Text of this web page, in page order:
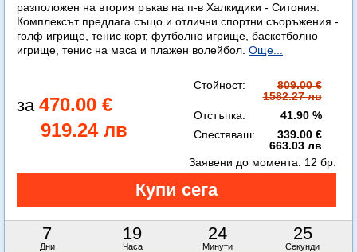
разположен на втория ръкав на п-в Халкидики - Ситония.
Комплексът предлага също и отлични спортни съоръжения -
голф игрище, тенис корт, футболно игрище, баскетболно
игрище, тенис на маса и плажен волейбол. Още...
470.00 €
919.24 лв
Стойност:
809.00 €
1582.27 лв
Отстъпка:
41.90 %
Спестяваш:
339.00 €
663.03 лв
7
Дни
19
Часа
24
Минути
24
Секунди
Заявени до момента: 12 бр.